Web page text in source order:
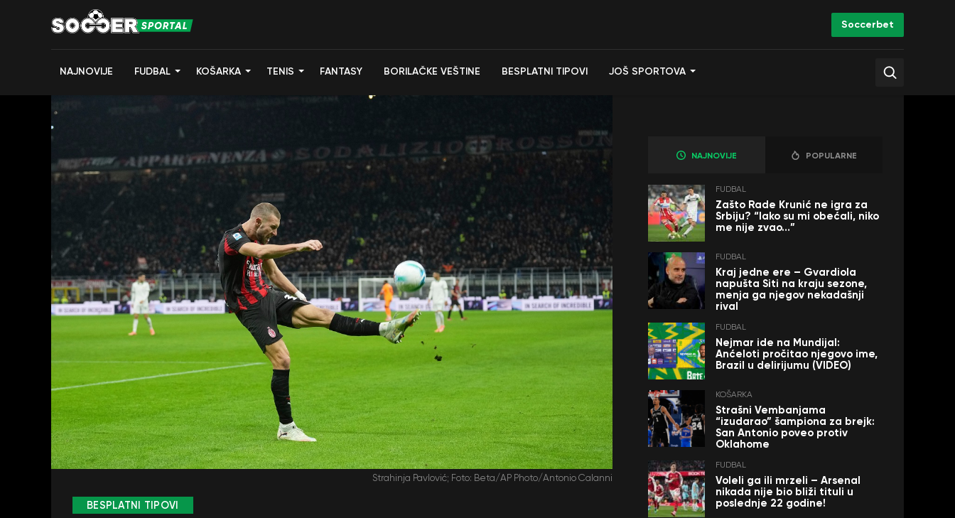
Soccerbet
NAJNOVIJE FUDBAL KOŠARKA TENIS FANTASY BORILAČKE VEŠTINE BESPLATNI TIPOVI JOŠ SPORTOVA
Strahinja Pavlović; Foto: Beta/AP Photo/Antonio Calanni
BESPLATNI TIPOVI
NAJNOVIJE POPULARNE
FUDBAL
Zašto Rade Krunić ne igra za
Srbiju? “Iako su mi obećali, niko
me nije zvao…”
FUDBAL
Kraj jedne ere – Gvardiola
napušta Siti na kraju sezone,
menja ga njegov nekadašnji
rival
FUDBAL
Nejmar ide na Mundijal:
Anćeloti pročitao njegovo ime,
Brazil u delirijumu (VIDEO)
KOŠARKA
Strašni Vembanjama
“izudarao” šampiona za brejk:
San Antonio poveo protiv
Oklahome
FUDBAL
Voleli ga ili mrzeli – Arsenal
nikada nije bio bliži tituli u
poslednje 22 godine!